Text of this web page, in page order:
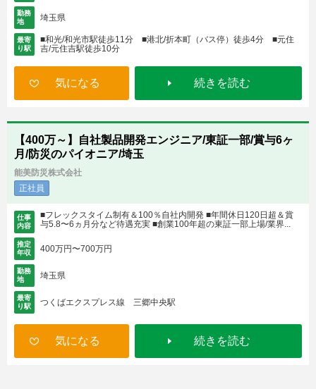
勤務
地
埼玉県
最寄
り駅
■和光/和光市駅徒歩11分 ■港北/折本町（バス停）徒歩4分 ■元住
吉/元住吉駅徒歩10分
気になる 続きを読む
【400万～】自社製品開発エンジニア/東証一部/賞与6ヶ
月/防災のパイオニア/埼玉
能美防災株式会社
正社員
仕事
内容
■フレックスタイム制有＆100％自社内開発 ■年間休日120日超＆賞
与5.8〜6ヵ月分など待遇充実 ■創業100年超の東証一部上場/業界...
推定
年収
400万円〜700万円
勤務
地
埼玉県
最寄
り駅
つくばエクスプレス線 三郷中央駅
気になる 続きを読む